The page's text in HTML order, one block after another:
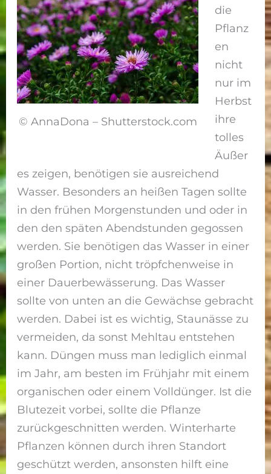
© AnnaDona – Shutterstock.com
die
Pflanz
en
nicht
nur im
Herbst
ihre
tolles
Äußer
es zeigen, benötigen sie ausreichend
Wasser. Besonders an heißen Tagen sollte
in den frühen Morgenstunden und oder in
den den späten Abendstunden gegossen
werden. Sie benötigen das Wasser in einer
großen Portion, nicht tröpfchenweise in
einer Dauerbewässerung. Das Wasser
sollte von unten an die Gewächse gebracht
werden. Dabei ist es wichtig, Staunässe zu
vermeiden, da sonst Mehltau entstehen
kann. Düngen muss man lediglich einmal
im Jahr, am besten im Frühjahr mit einem
organischen oder einem Volldünger. Ist die
Blutezeit vorbei, sollte die Pflanze
zurückgeschnitten werden. Winterharte
Pflanzen können durch ihren Standort
geschützt werden, ansonsten hilft eine